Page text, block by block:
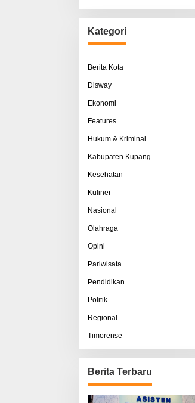
Kategori
Berita Kota
Disway
Ekonomi
Features
Hukum & Kriminal
Kabupaten Kupang
Kesehatan
Kuliner
Nasional
Olahraga
Opini
Pariwisata
Pendidikan
Politik
Regional
Timorense
Berita Terbaru